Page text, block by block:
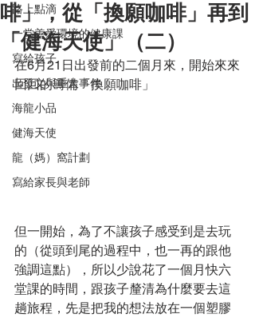
路上點滴
一堂善愛環境的健康課
寫給孩子
出發文與重大事件
海龍小品
健海天使
龍（媽）窩計劃
寫給家長與老師
啡」，從「換願咖啡」再到
「健海天使」（二）
在6月21日出發前的二個月來，開始來來
回回的籌備「換願咖啡」
但一開始，為了不讓孩子感受到是去玩
的（從頭到尾的過程中，也一再的跟他
強調這點），所以少說花了一個月快六
堂課的時間，跟孩子釐清為什麼要去這
趟旅程，先是把我的想法放在一個塑膠